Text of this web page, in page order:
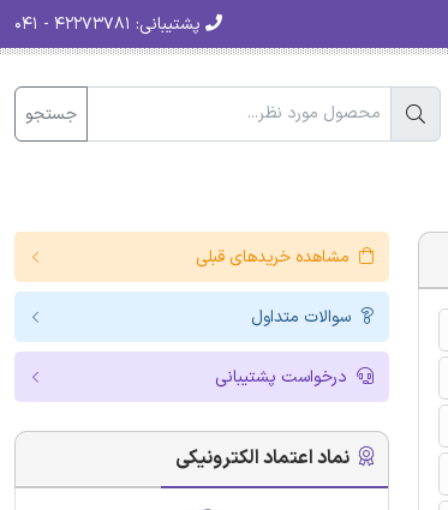
پشتیبانی:
جستجو
مشاهده خریدهای قبلی
سوالات متداول
درخواست پشتیبانی
نماد اعتماد الکترونیکی